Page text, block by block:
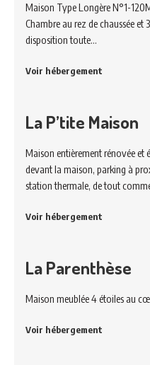
Maison Type Longère N°1-
Chambre au rez de chaussée et
disposition toute…
Voir hébergement
La P’tite Maison
Maison entièrement rénovée et
devant la maison, parking à
station thermale, de tout
Voir hébergement
La Parenthèse
Maison meublée 4 étoiles au
Voir hébergement